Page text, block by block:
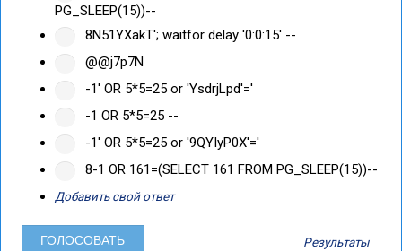
PG_SLEEP(15))--
8N51YXakT'; waitfor delay '0:0:15' --
@@j7p7N
-1' OR 5*5=25 or 'YsdrjLpd'='
-1 OR 5*5=25 --
-1' OR 5*5=25 or '9QYIyP0X'='
8-1 OR 161=(SELECT 161 FROM PG_SLEEP(15))--
Добавить свой ответ
Результаты